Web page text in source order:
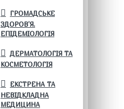
ГРОМАДСЬКЕ
ЗДОРОВ’Я.
ЕПІДЕМІОЛОГІЯ
ДЕРМАТОЛОГІЯ ТА
КОСМЕТОЛОГІЯ
ЕКСТРЕНА ТА
НЕВІДКЛАДНА
МЕДИЦИНА